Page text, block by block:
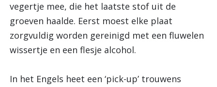
vegertje mee, die het laatste stof uit de
groeven haalde. Eerst moest elke plaat
zorgvuldig worden gereinigd met een fluwelen
wissertje en een flesje alcohol.
In het Engels heet een ‘pick-up’ trouwens